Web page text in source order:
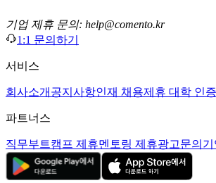
기업 제휴 문의: help@comento.kr
1:1 문의하기
서비스
회사소개 공지사항인재 채용제휴 대학 인증
파트너스
직무부트캠프 제휴멘토링 제휴광고문의